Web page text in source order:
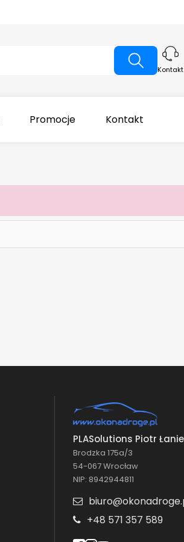
Kontakt
Promocje Kontakt
PLASolutions Piotr
Brodzka 175a/3
54-067 Wrocław
NIP: 8942944811
+48 571 357 589